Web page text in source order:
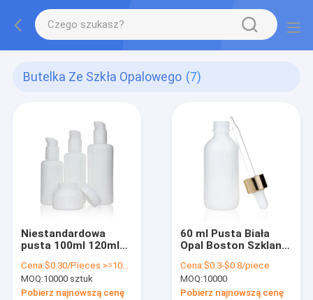
Butelka Ze Szkła Opalowego (7)
Niestandardowa
pusta 100ml 120ml
szklana butelka Biała
porcelana Okrągły
kształt
Cena:$0.30/Pieces >=10000 Pieces
MOQ:10000 sztuk
Pobierz najnowszą cenę
60 ml Pusta Biała
Opal Boston Szklana
Kosmetyczne
Cena:$0.3-$0.8/piece
MOQ:10000
Pobierz najnowszą cenę